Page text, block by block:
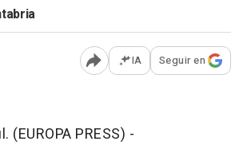
Abrir opciones para
IA Seguir en
(EUROPA PRESS) -